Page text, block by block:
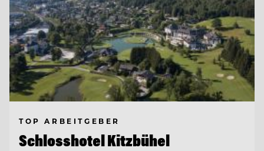
TOP ARBEITGEBER
Schlosshotel Kitzbühel